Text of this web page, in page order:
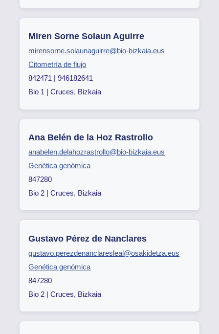
Miren Sorne Solaun Aguirre
mirensorne.solaunaguirre@bio-bizkaia.eus
Citometría de flujo
842471 | 946182641
Bio 1 | Cruces, Bizkaia
Ana Belén de la Hoz Rastrollo
anabelen.delahozrastrollo@bio-bizkaia.eus
Genética genómica
847280
Bio 2 | Cruces, Bizkaia
Gustavo Pérez de Nanclares
gustavo.perezdenanclaresleal@osakidetza.eus
Genética genómica
847280
Bio 2 | Cruces, Bizkaia